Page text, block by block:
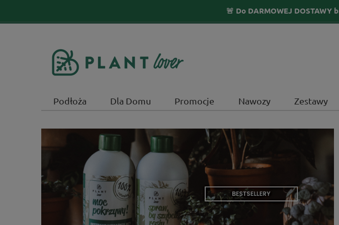
🚨 Do DARMOWEJ
Podłoża Dla Domu Promocje Nawozy Zestawy